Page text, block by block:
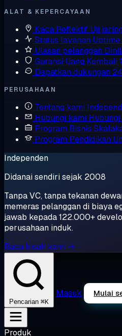
ALAT & KEPERCAYAAN
Kaca Reflektif Uji
Status layanan
Ulasan pelanggan
Garansi Uang Kembali
Dapatkan dukungan
PERUSAHAAN
Tentang kami
Hubungi kami
Program Bisnis
Program Pendidikan
Independen
Didanai sendiri sejak 2008
Tanpa VC, tanpa tekanan
memeras pelanggan di biaya
jawab kepada 122.000+
perusahaan induk.
Baca kisah kami →
Pencarian ⌘K
Masuk Mulai
Produk